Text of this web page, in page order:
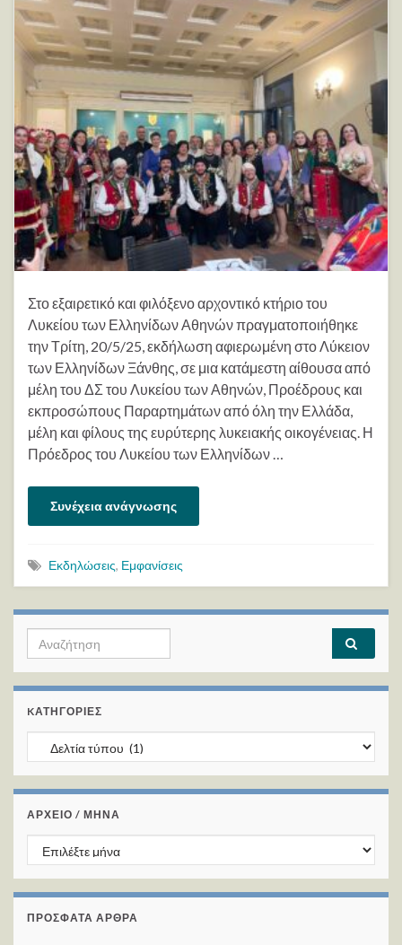
Στο εξαιρετικό και φιλόξενο αρχοντικό κτήριο του
Λυκείου των Ελληνίδων Αθηνών πραγματοποιήθηκε
την Τρίτη, 20/5/25, εκδήλωση αφιερωμένη στο Λύκειον
των Ελληνίδων Ξάνθης, σε μια κατάμεστη αίθουσα από
μέλη του ΔΣ του Λυκείου των Αθηνών, Προέδρους και
εκπροσώπους Παραρτημάτων από όλη την Ελλάδα,
μέλη και φίλους της ευρύτερης λυκειακής οικογένειας. Η
Πρόεδρος του Λυκείου των Ελληνίδων …
Συνέχεια ανάγνωσης
Εκδηλώσεις, Εμφανίσεις
Search for:
KΑΤΗΓΟΡΊΕΣ
Kατηγορίες
ΑΡΧΕΙΟ / ΜΗΝΑ
ΑΡΧΕΙΟ / ΜΗΝΑ
ΠΡΌΣΦΑΤΑ ΆΡΘΡΑ